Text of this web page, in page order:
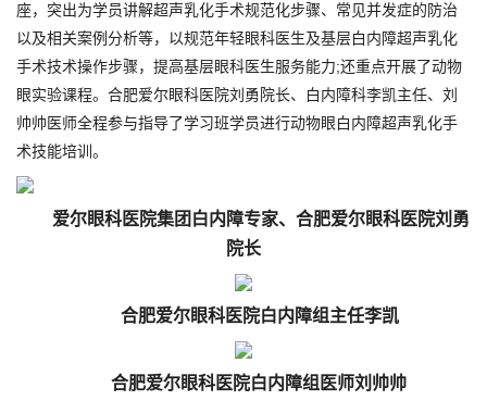
座，突出为学员讲解超声乳化手术规范化步骤、常见并发症的防治
以及相关案例分析等，以规范年轻眼科医生及基层白内障超声乳化
手术技术操作步骤，提高基层眼科医生服务能力;还重点开展了动物
眼实验课程。合肥爱尔眼科医院刘勇院长、白内障科李凯主任、刘
帅帅医师全程参与指导了学习班学员进行动物眼白内障超声乳化手
术技能培训。
爱尔眼科医院集团白内障专家、合肥爱尔眼科医院刘勇
院长
合肥爱尔眼科医院白内障组主任李凯
合肥爱尔眼科医院白内障组医师刘帅帅